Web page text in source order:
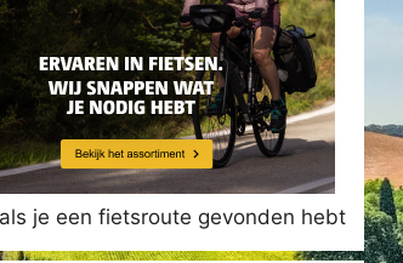
als je een fietsroute gevonden hebt